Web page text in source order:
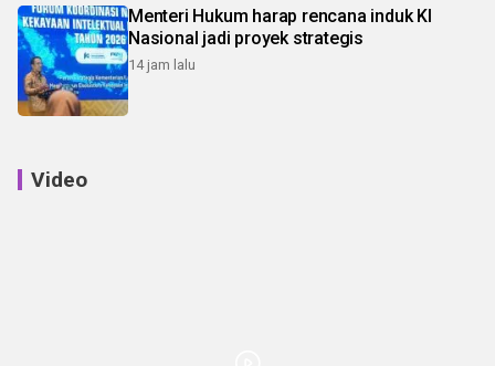
Menteri Hukum harap rencana induk KI
Nasional jadi proyek strategis
14 jam lalu
Video